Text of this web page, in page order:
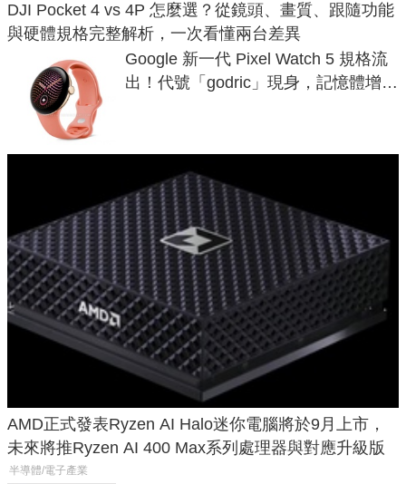
DJI Pocket 4 vs 4P 怎麼選？從鏡頭、畫質、跟隨功能
與硬體規格完整解析，一次看懂兩台差異
Google 新一代 Pixel Watch 5 規格流
出！代號「godric」現身，記憶體增強
AMD正式發表Ryzen AI Halo迷你電腦將於9月上市，
未來將推Ryzen AI 400 Max系列處理器與對應升級版
半導體/電子產業